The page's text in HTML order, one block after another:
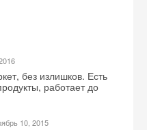
без излишков. Есть
работает до
10, 2015